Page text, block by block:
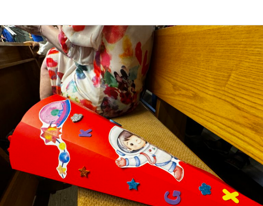
Einschulungsgottesdienst
2024